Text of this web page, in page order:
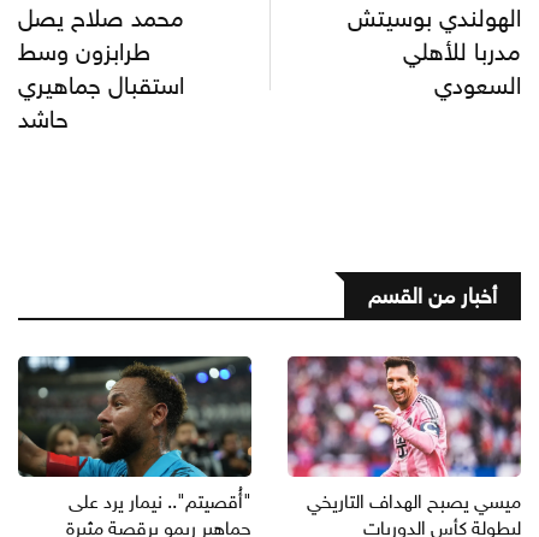
الهولندي بوسيتش
مدربا للأهلي
السعودي
محمد صلاح يصل
طرابزون وسط
استقبال جماهيري
حاشد
أخبار من القسم
ميسي يصبح الهداف التاريخي
لبطولة كأس الدوريات
"أُقصيتم".. نيمار يرد على
جماهير ريمو برقصة مثيرة